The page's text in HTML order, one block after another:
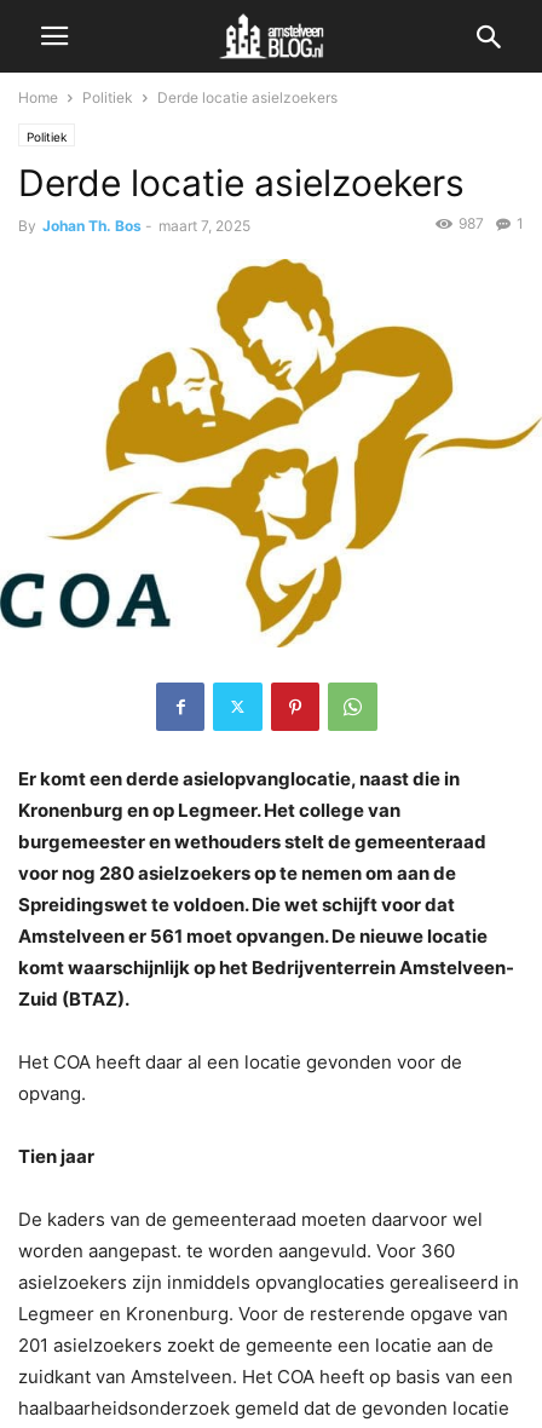
Home Politiek Derde locatie asielzoekers
Politiek
Derde locatie asielzoekers
By Johan Th. Bos - maart 7, 2025 1
987
Er komt een derde asielopvanglocatie, naast die in
Kronenburg en op Legmeer. Het college van
burgemeester en wethouders stelt de gemeenteraad
voor nog 280 asielzoekers op te nemen om aan de
Spreidingswet te voldoen. Die wet schijft voor dat
Amstelveen er 561 moet opvangen. De nieuwe locatie
komt waarschijnlijk op het Bedrijventerrein Amstelveen-
Zuid (BTAZ).
Het COA heeft daar al een locatie gevonden voor de
opvang.
Tien jaar
De kaders van de gemeenteraad moeten daarvoor wel
worden aangepast. te worden aangevuld. Voor 360
asielzoekers zijn inmiddels opvanglocaties gerealiseerd in
Legmeer en Kronenburg. Voor de resterende opgave van
201 asielzoekers zoekt de gemeente een locatie aan de
zuidkant van Amstelveen. Het COA heeft op basis van een
haalbaarheidsonderzoek gemeld dat de gevonden locatie